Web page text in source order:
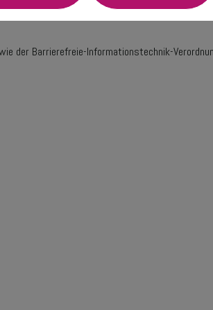
der Barrierefreie-Informationstechnik-